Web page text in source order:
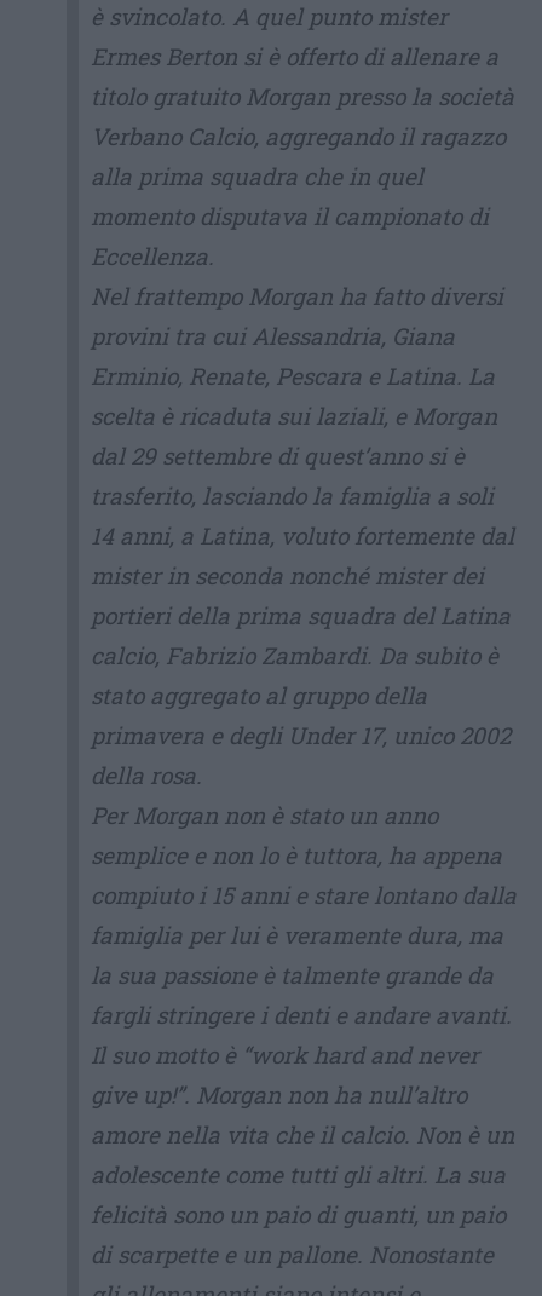
è svincolato. A quel punto mister
Ermes Berton si è offerto di allenare a
titolo gratuito Morgan presso la società
Verbano Calcio, aggregando il ragazzo
alla prima squadra che in quel
momento disputava il campionato di
Eccellenza.
Nel frattempo Morgan ha fatto diversi
provini tra cui Alessandria, Giana
Erminio, Renate, Pescara e Latina. La
scelta è ricaduta sui laziali, e Morgan
dal 29 settembre di quest’anno si è
trasferito, lasciando la famiglia a soli
14 anni, a Latina, voluto fortemente dal
mister in seconda nonché mister dei
portieri della prima squadra del Latina
calcio, Fabrizio Zambardi. Da subito è
stato aggregato al gruppo della
primavera e degli Under 17, unico 2002
della rosa.
Per Morgan non è stato un anno
semplice e non lo è tuttora, ha appena
compiuto i 15 anni e stare lontano dalla
famiglia per lui è veramente dura, ma
la sua passione è talmente grande da
fargli stringere i denti e andare avanti.
Il suo motto è “work hard and never
give up!”. Morgan non ha null’altro
amore nella vita che il calcio. Non è un
adolescente come tutti gli altri. La sua
felicità sono un paio di guanti, un paio
di scarpette e un pallone. Nonostante